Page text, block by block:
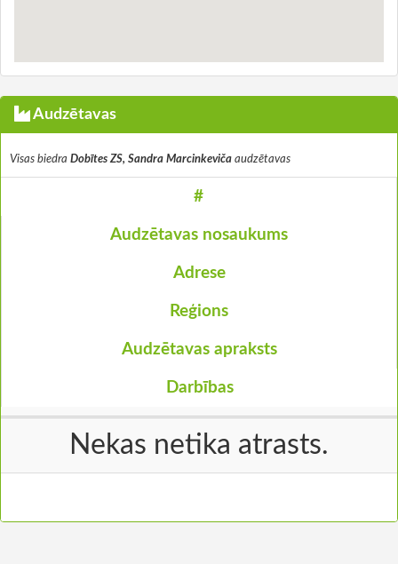
Audzētavas
Visas biedra Dobītes ZS, Sandra Marcinkeviča audzētavas
#
Audzētavas nosaukums
Adrese
Reģions
Audzētavas apraksts
Darbības
Nekas netika atrasts.